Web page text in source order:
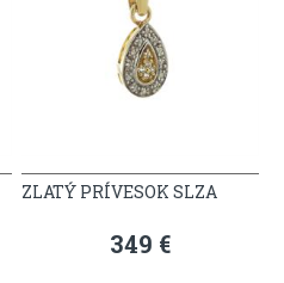
ZLATÝ PRÍVESOK SLZA
349 €